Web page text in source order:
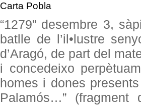
Carta Pobla
“1279” desembre 3,
batlle de l’il•lustre
d’Aragó, de part del
i concedeixo
homes i dones
Palamós…”